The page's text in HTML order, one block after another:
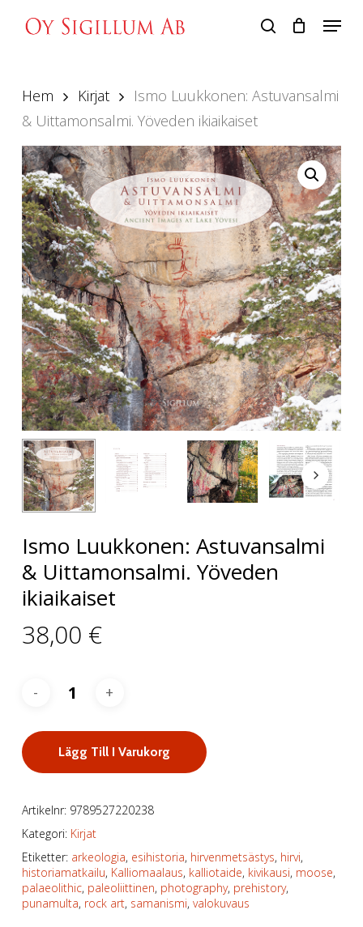
search
Menu
Hem Kirjat
Ismo Luukkonen: Astuvansalmi
& Uittamonsalmi. Yöveden ikiaikaiset
Ismo Luukkonen: Astuvansalmi
& Uittamonsalmi. Yöveden
ikiaikaiset
38,00 €
Lägg Till I Varukorg
Artikelnr: 9789527220238
Kategori: Kirjat
Etiketter: arkeologia, esihistoria, hirvenmetsästys, hirvi,
historiamatkailu, Kalliomaalaus, kalliotaide, kivikausi, moose,
palaeolithic, paleoliittinen, photography, prehistory,
punamulta, rock art, samanismi, valokuvaus